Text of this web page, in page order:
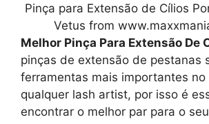
Pinça para Extensão de Cílios
Vetus from
Melhor Pinça Para Extensão De
pinças de extensão de pestanas
ferramentas mais importantes no
qualquer lash artist, por isso é
encontrar o melhor par para o